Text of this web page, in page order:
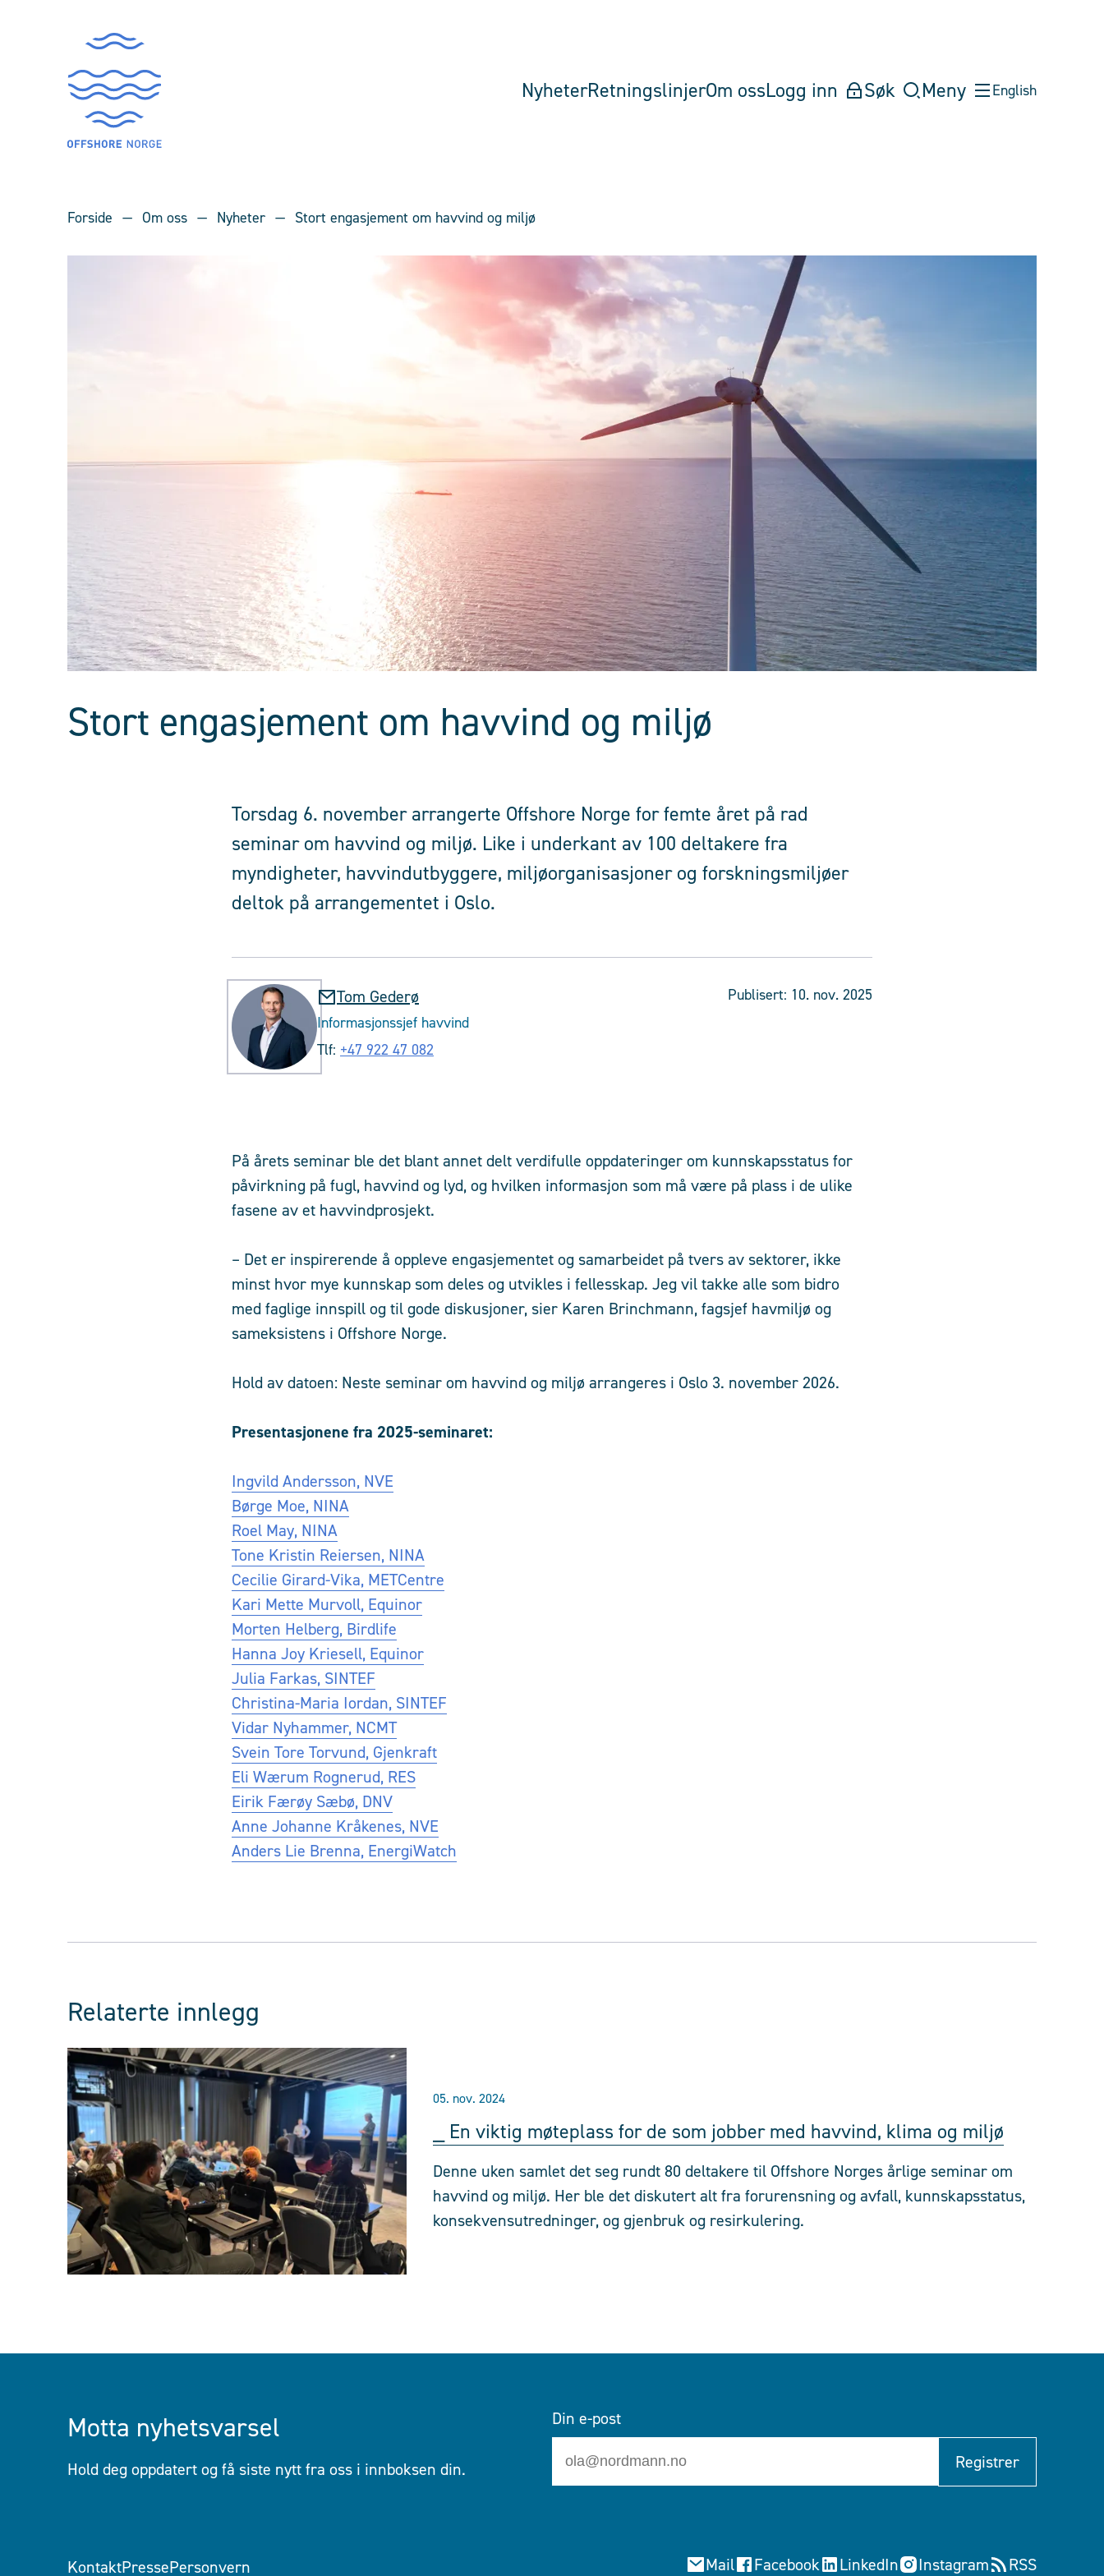
NyheterRetningslinjerOm ossLogg inn Søk Meny English
Forside Om oss Nyheter Stort engasjement om havvind og miljø
Stort engasjement om havvind og miljø
Torsdag 6. november arrangerte Offshore Norge for femte året på rad
seminar om havvind og miljø. Like i underkant av 100 deltakere fra
myndigheter, havvindutbyggere, miljøorganisasjoner og forskningsmiljøer
deltok på arrangementet i Oslo.
Tom Gederø
Informasjonssjef havvind
Tlf: +47 922 47 082
Publisert: 10. nov. 2025
På årets seminar ble det blant annet delt verdifulle oppdateringer om kunnskapsstatus for
påvirkning på fugl, havvind og lyd, og hvilken informasjon som må være på plass i de ulike
fasene av et havvindprosjekt.
– Det er inspirerende å oppleve engasjementet og samarbeidet på tvers av sektorer, ikke
minst hvor mye kunnskap som deles og utvikles i fellesskap. Jeg vil takke alle som bidro
med faglige innspill og til gode diskusjoner, sier Karen Brinchmann, fagsjef havmiljø og
sameksistens i Offshore Norge.
Hold av datoen: Neste seminar om havvind og miljø arrangeres i Oslo 3. november 2026.
Presentasjonene fra 2025-seminaret:
Ingvild Andersson, NVE
Børge Moe, NINA
Roel May, NINA
Tone Kristin Reiersen, NINA
Cecilie Girard-Vika, METCentre
Kari Mette Murvoll, Equinor
Morten Helberg, Birdlife
Hanna Joy Kriesell, Equinor
Julia Farkas, SINTEF
Christina-Maria Iordan, SINTEF
Vidar Nyhammer, NCMT
Svein Tore Torvund, Gjenkraft
Eli Wærum Rognerud, RES
Eirik Færøy Sæbø, DNV
Anne Johanne Kråkenes, NVE
Anders Lie Brenna, EnergiWatch
Relaterte innlegg
05. nov. 2024
⎯ En viktig møteplass for de som jobber med havvind, klima og miljø
Denne uken samlet det seg rundt 80 deltakere til Offshore Norges årlige seminar om
havvind og miljø. Her ble det diskutert alt fra forurensning og avfall, kunnskapsstatus,
konsekvensutredninger, og gjenbruk og resirkulering.
Motta nyhetsvarsel
Hold deg oppdatert og få siste nytt fra oss i innboksen din.
Din e-post
Registrer
KontaktPressePersonvern Mail Facebook LinkedIn Instagram RSS